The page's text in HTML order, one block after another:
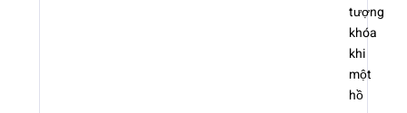
tượng
khóa
khi
một
hồ